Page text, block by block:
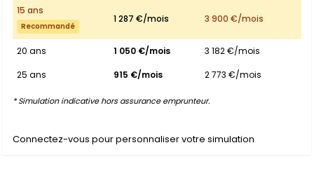
15 ans
Recommandé
1 287 €/mois 3 900 €/mois
20 ans 1 050 €/mois
3 182 €/mois
25 ans
915 €/mois 2 773 €/mois
* Simulation indicative hors assurance emprunteur.
Connectez-vous pour personnaliser votre simulation